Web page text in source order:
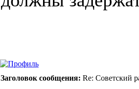
Заголовок сообщения: Re: Советский